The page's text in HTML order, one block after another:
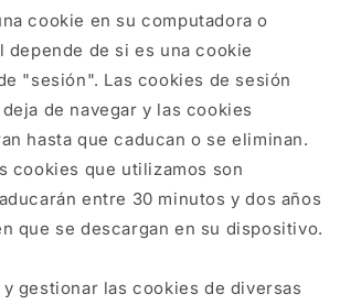
cookie en su computadora o
depende de si es una cookie
"sesión". Las cookies de sesión
de navegar y las cookies
hasta que caducan o se eliminan.
cookies que utilizamos son
entre 30 minutos y dos años
que se descargan en su dispositivo.
gestionar las cookies de diversas